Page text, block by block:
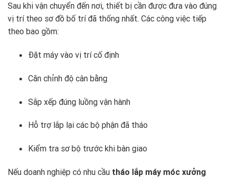
Sau khi vận chuyển đến nơi, thiết bị cần được đưa vào đúng
vị trí theo sơ đồ bố trí đã thống nhất. Các công việc tiếp
theo bao gồm:
Đặt máy vào vị trí cố định
Căn chỉnh độ cân bằng
Sắp xếp đúng luồng vận hành
Hỗ trợ lắp lại các bộ phận đã tháo
Kiểm tra sơ bộ trước khi bàn giao
Nếu doanh nghiệp có nhu cầu tháo lắp máy móc xưởng